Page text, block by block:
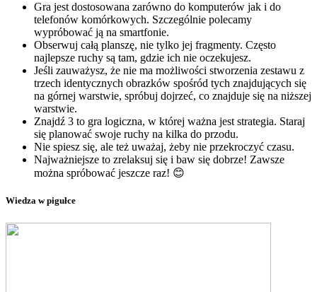
Gra jest dostosowana zarówno do komputerów jak i do
telefonów komórkowych. Szczególnie polecamy
wypróbować ją na smartfonie.
Obserwuj całą planszę, nie tylko jej fragmenty. Często
najlepsze ruchy są tam, gdzie ich nie oczekujesz.
Jeśli zauważysz, że nie ma możliwości stworzenia zestawu z
trzech identycznych obrazków spośród tych znajdujących się
na górnej warstwie, spróbuj dojrzeć, co znajduje się na niższej
warstwie.
Znajdź 3 to gra logiczna, w której ważna jest strategia. Staraj
się planować swoje ruchy na kilka do przodu.
Nie spiesz się, ale też uważaj, żeby nie przekroczyć czasu.
Najważniejsze to zrelaksuj się i baw się dobrze! Zawsze
można spróbować jeszcze raz! 😊
Wiedza w pigułce